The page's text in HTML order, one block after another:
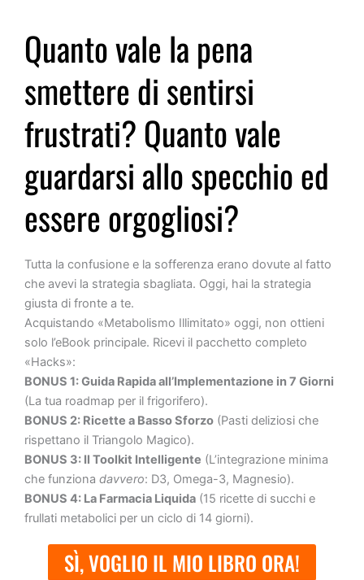
Quanto vale la pena
smettere di sentirsi
frustrati? Quanto vale
guardarsi allo specchio ed
essere orgogliosi?
Tutta la confusione e la sofferenza erano dovute al fatto
che avevi la strategia sbagliata. Oggi, hai la strategia
giusta di fronte a te.
Acquistando «Metabolismo Illimitato» oggi, non ottieni
solo l’eBook principale. Ricevi il pacchetto completo
«Hacks»:
BONUS 1: Guida Rapida all’Implementazione in 7 Giorni
(La tua roadmap per il frigorifero).
BONUS 2: Ricette a Basso Sforzo (Pasti deliziosi che
rispettano il Triangolo Magico).
BONUS 3: Il Toolkit Intelligente (L’integrazione minima
che funziona davvero: D3, Omega-3, Magnesio).
BONUS 4: La Farmacia Liquida (15 ricette di succhi e
frullati metabolici per un ciclo di 14 giorni).
SÌ, VOGLIO IL MIO LIBRO ORA!